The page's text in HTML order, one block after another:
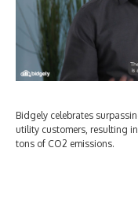
Bidgely celebrates
utility customers, resulting
tons of CO2 emissions.